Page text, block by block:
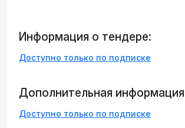
Информация о тендере:
Доступно только по подписке
Дополнительная информация
Доступно только по подписке